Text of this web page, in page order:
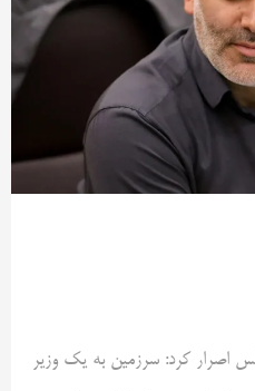
اصرار کرد: سرزمین به یک وزیر